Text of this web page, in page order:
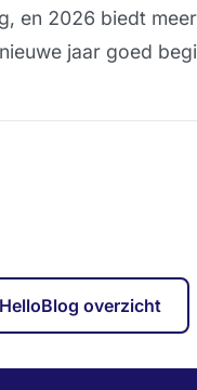
en 2026 biedt
jaar goed
overzicht